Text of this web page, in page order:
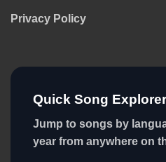
Privacy Policy
Quick Song Explorer
Jump to songs by
year from anywhere on